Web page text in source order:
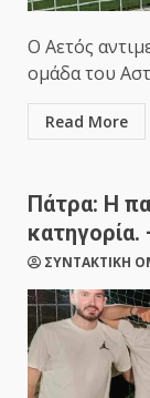
Ο Αετός
ομάδα του
Read More
Πάτρα: Η
ΣΥΝΤΑΚΤΙΚΗ